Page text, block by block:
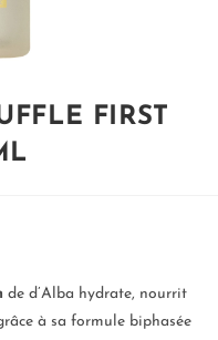
FIRST
de d’Alba hydrate, nourrit
à sa formule biphasée